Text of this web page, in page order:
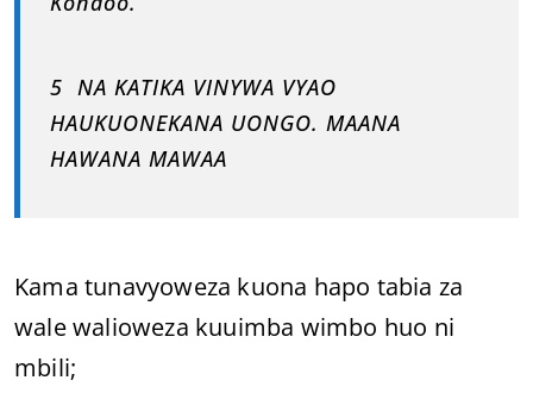
5 NA KATIKA VINYWA VYAO
HAUKUONEKANA UONGO. MAANA
HAWANA MAWAA
Kama tunavyoweza kuona hapo tabia za
wale walioweza kuuimba wimbo huo ni
mbili;